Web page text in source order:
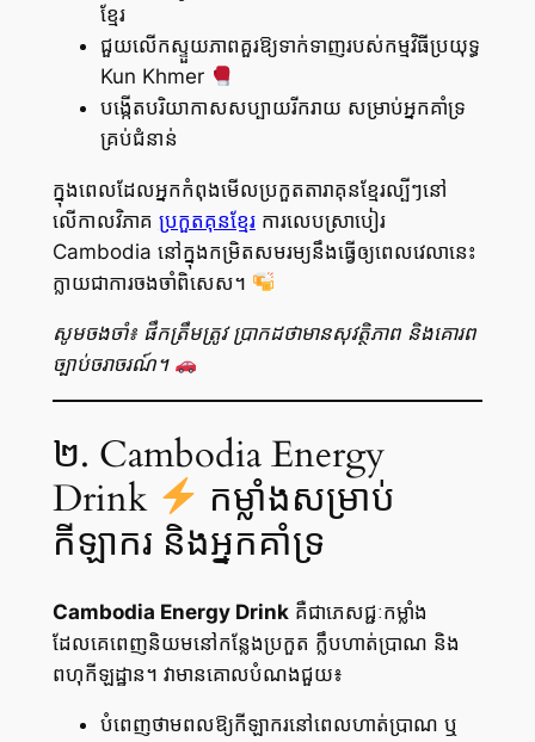
ខ្មែរ
ជួយលើកស្ទួយភាពគួរឱ្យទាក់ទាញរបស់​កម្មវិធីប្រយុទ្ធ
Kun Khmer
បង្កើតបរិយាកាសសប្បាយរីករាយ សម្រាប់អ្នកគាំទ្រ
គ្រប់ជំនាន់
ក្នុងពេលដែលអ្នកកំពុងមើលប្រកួតតារាគុនខ្មែរល្បីៗនៅ
លើកាលវិភាគ ប្រកួតគុនខ្មែរការលេបស្រាបៀរ
Cambodia នៅក្នុងកម្រិតសមរម្យនឹងធ្វើឲ្យពេលវេលានេះ
ក្លាយជាការចងចាំពិសេស។
សូមចងចាំ៖ ផឹកត្រឹមត្រូវ ប្រាកដថាមានសុវត្ថិភាព និងគោរព
ច្បាប់ចរាចរណ៍។
២. Cambodia Energy
Drink
កម្លាំងសម្រាប់
កីឡាករ និងអ្នកគាំទ្រ
Cambodia Energy Drinkគឺជាភេសជ្ជៈកម្លាំង
ដែលគេពេញនិយមនៅកន្លែងប្រកួត ក្លឹបហាត់ប្រាណ និង
ពហុកីឡដ្ឋាន។ វាមានគោលបំណងជួយ៖
បំពេញថាមពលឱ្យកីឡាករនៅពេលហាត់ប្រាណ ឬ